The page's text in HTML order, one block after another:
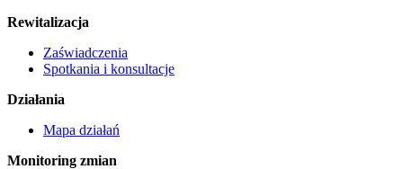
Rewitalizacja
Zaświadczenia
Spotkania i konsultacje
Działania
Mapa działań
Monitoring zmian